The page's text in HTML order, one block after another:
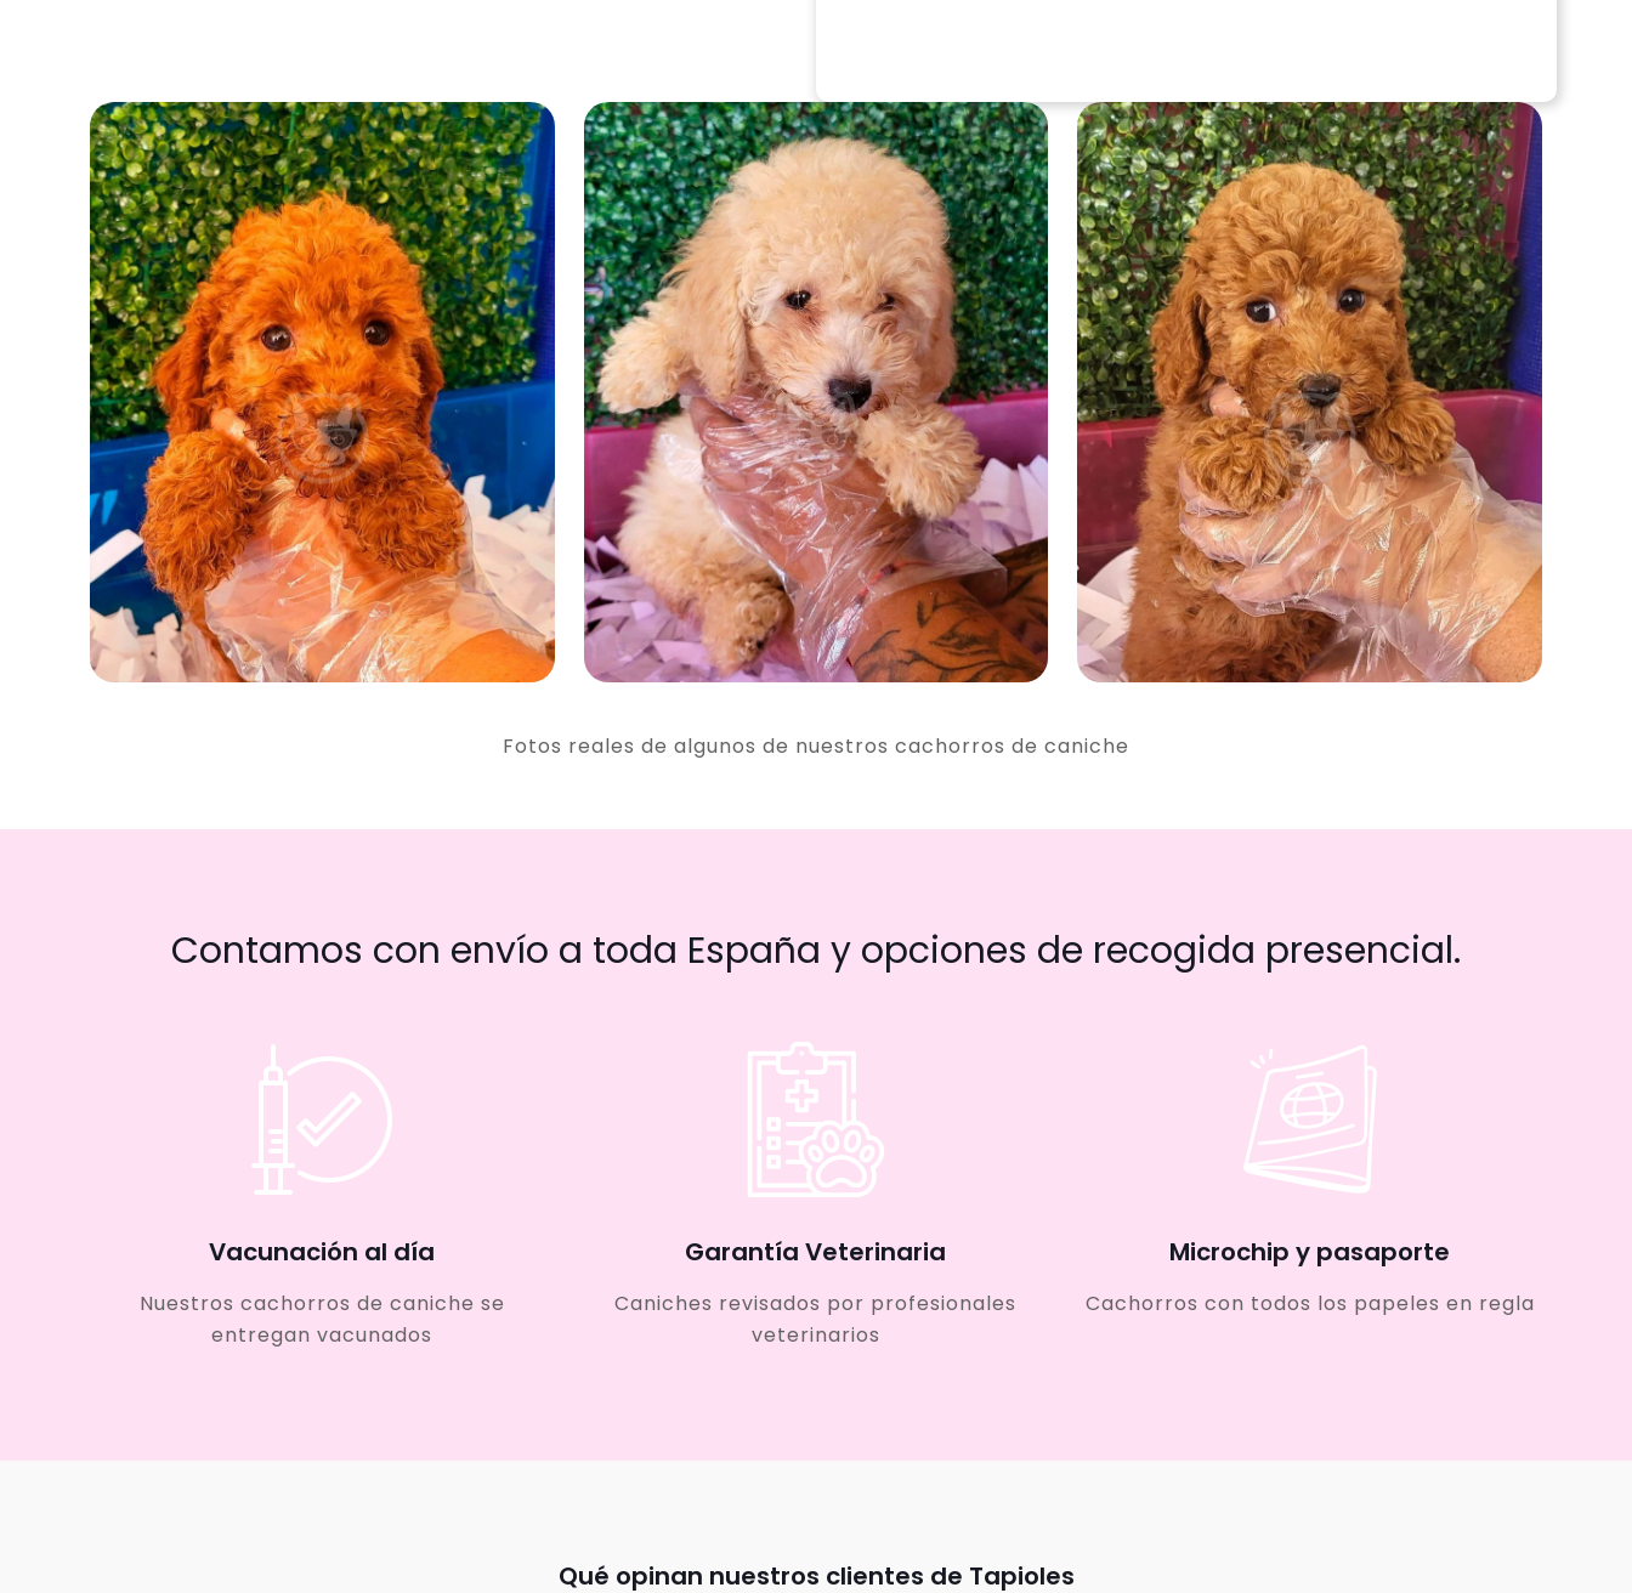
Fotos reales de algunos de nuestros cachorros de caniche
Contamos con envío a toda España y opciones de recogida presencial.
Vacunación al día
Nuestros cachorros de caniche se
entregan vacunados
Garantía Veterinaria
Caniches revisados por profesionales
veterinarios
Microchip y pasaporte
Cachorros con todos los papeles en regla
Qué opinan nuestros clientes de Tapioles